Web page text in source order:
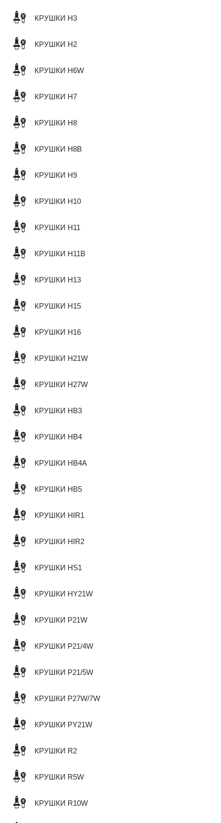
КРУШКИ H3
КРУШКИ H2
КРУШКИ H6W
КРУШКИ H7
КРУШКИ H8
КРУШКИ H8B
КРУШКИ H9
КРУШКИ H10
КРУШКИ H11
КРУШКИ H11B
КРУШКИ H13
КРУШКИ H15
КРУШКИ H16
КРУШКИ H21W
КРУШКИ H27W
КРУШКИ HB3
КРУШКИ HB4
КРУШКИ HB4A
КРУШКИ HB5
КРУШКИ HIR1
КРУШКИ HIR2
КРУШКИ HS1
КРУШКИ HY21W
КРУШКИ P21W
КРУШКИ P21/4W
КРУШКИ P21/5W
КРУШКИ P27W/7W
КРУШКИ PY21W
КРУШКИ R2
КРУШКИ R5W
КРУШКИ R10W